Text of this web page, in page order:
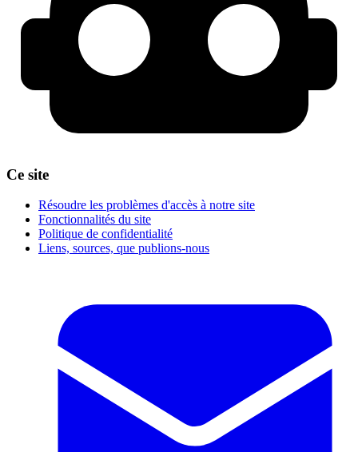
Ce site
Résoudre les problèmes d'accès à notre site
Fonctionnalités du site
Politique de confidentialité
Liens, sources, que publions-nous